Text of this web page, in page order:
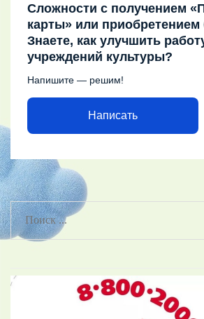
Сложности с получением
карты» или приобретением
Знаете, как улучшить
учреждений культуры?
Напишите — решим!
Написать